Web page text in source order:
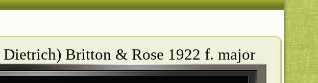
Britton & Rose 1922 f. major